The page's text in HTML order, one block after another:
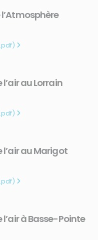
au Lorrain
au Marigot
à Basse-Pointe
de-France
réservés.